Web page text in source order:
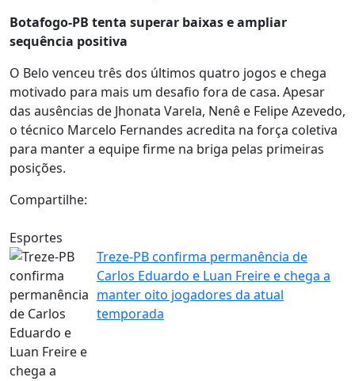
Botafogo-PB tenta superar baixas e ampliar
sequência positiva
O Belo venceu três dos últimos quatro jogos e chega
motivado para mais um desafio fora de casa. Apesar
das ausências de Jhonata Varela, Nenê e Felipe Azevedo,
o técnico Marcelo Fernandes acredita na força coletiva
para manter a equipe firme na briga pelas primeiras
posições.
Compartilhe:
Esportes
Treze-PB confirma permanência de
Carlos Eduardo e Luan Freire e chega a
manter oito jogadores da atual
temporada